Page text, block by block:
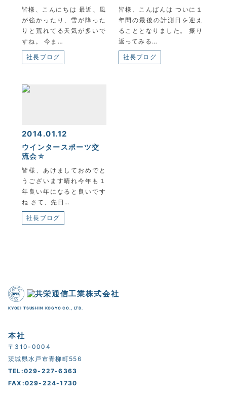
皆様、こんにちは 最近、風
が強かったり、雪が降った
りと荒れてる天気が多いで
すね。 今ま…
社長ブログ
皆様、こんばんは ついに１
年間の最後の計測日を迎え
ることとなりました。 振り
返ってみる…
社長ブログ
2014.01.12
ウインタースポーツ交
流会☆
皆様、あけましておめでと
うございます晴れ今年も１
年良い年になると良いです
ね さて、先日…
社長ブログ
KYOEI TSUSHIN KOGYO CO., LTD.
本社
〒310-0004
茨城県水戸市青柳町556
TEL:029-227-6363
FAX:029-224-1730